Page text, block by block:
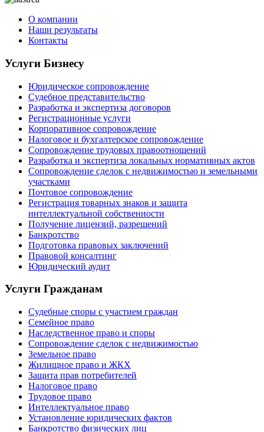
О компании
Наши результаты
Контакты
Услуги Бизнесу
Юридическое сопровождение
Судебное представительство
Разработка и экспертиза договоров
Регистрационные услуги
Корпоративное сопровождение
Налоговое и бухгалтерское сопровождение
Сопровождение трудовых правоотношений
Разработка и экспертиза локальных нормативных актов
Сопровождение сделок с недвижимостью и земельными
участками
Почтовое сопровождение
Регистрация товарных знаков и защита
интеллектуальной собственности
Получение лицензий, разрешений
Банкротство
Подготовка правовых заключений
Правовой консалтинг
Юридический аудит
Услуги Гражданам
Судебные споры с участием граждан
Семейное право
Наследственное право и споры
Сопровождение сделок с недвижимостью
Земельное право
Жилищное право и ЖКХ
Защита прав потребителей
Налоговое право
Трудовое право
Интеллектуальное право
Установление юридических фактов
Банкротство физических лиц